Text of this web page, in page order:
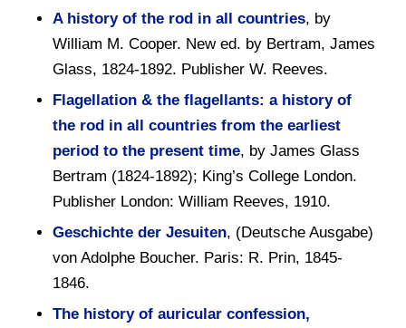
A history of the rod in all countries, by
William M. Cooper. New ed. by Bertram, James
Glass, 1824-1892. Publisher W. Reeves.
Flagellation & the flagellants: a history of
the rod in all countries from the earliest
period to the present time, by James Glass
Bertram (1824-1892); King’s College London.
Publisher London: William Reeves, 1910.
Geschichte der Jesuiten, (Deutsche Ausgabe)
von Adolphe Boucher. Paris: R. Prin, 1845-
1846.
The history of auricular confession,